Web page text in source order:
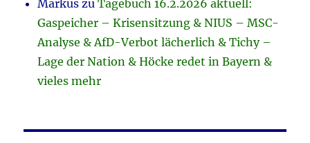
Markus zuTagebuch 16.2.2026 aktuell:
Gaspeicher – Krisensitzung & NIUS – MSC-
Analyse & AfD-Verbot lächerlich & Tichy –
Lage der Nation & Höcke redet in Bayern &
vieles mehr